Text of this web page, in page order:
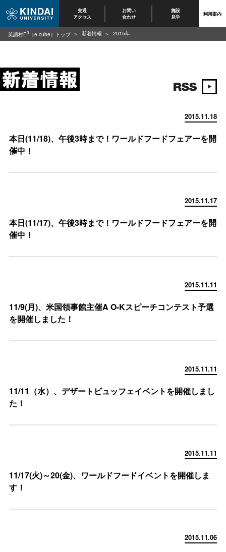
交通
アクセス
お問い
合わせ
施設
見学 利用案内
2015.11.18
本日(11/18)、午後3時まで！ワールドフードフェアーを開
催中！
2015.11.17
本日(11/17)、午後3時まで！ワールドフードフェアーを開
催中！
2015.11.11
11/9(月)、米国領事館主催A O-Kスピーチコンテスト予選
を開催しました！
2015.11.11
11/11（水）、デザートビュッフェイベントを開催しまし
た！
2015.11.11
11/17(火)～20(金)、ワールドフードイベントを開催しま
す！
2015.11.06
英語村E3 ［e-cube］トップ 新着情報 2015年